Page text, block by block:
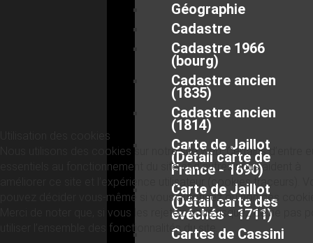
Géographie
Cadastre
Cadastre 1966
(bourg)
Cadastre ancien
(1835)
Cadastre ancien
(1814)
Carte de Jaillot
(Détail carte de
France - 1690)
Carte de Jaillot
(Détail carte des
évéchés - 1711)
Cartes de Cassini
Utilisation des cookies
Nous utilisons des cookies sur notre site web. Certains d’entre
essentiels au fonctionnement du site et d’autres nous aident à
améliorer ce site et l’expérience utilisateur (cookies traceurs).
pouvez décider vous-même si vous autorisez ou non ces
Merci de noter que, si vous les rejetez, vous risquez de ne pas
utiliser l’ensemble des fonctionnalités du site.